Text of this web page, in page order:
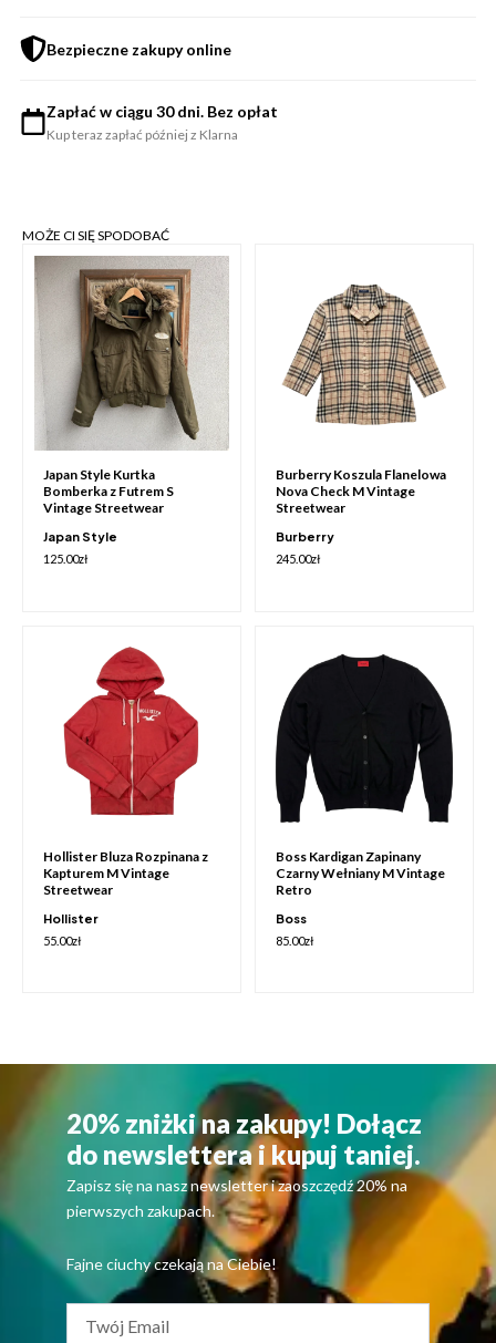
Bezpieczne zakupy online
Zapłać w ciągu 30 dni. Bez opłat
Kup teraz zapłać później z Klarna
MOŻE CI SIĘ SPODOBAĆ
Japan Style Kurtka
Bomberka z Futrem S
Vintage Streetwear
Japan Style
125.00zł
Burberry Koszula Flanelowa
Nova Check M Vintage
Streetwear
Burberry
245.00zł
Hollister Bluza Rozpinana z
Kapturem M Vintage
Streetwear
Hollister
55.00zł
Boss Kardigan Zapinany
Czarny Wełniany M Vintage
Retro
Boss
85.00zł
20% zniżki na zakupy! Dołącz
do newslettera i kupuj taniej.
Zapisz się na nasz newsletter i zaoszczędź 20% na
pierwszych zakupach.
Fajne ciuchy czekają na Ciebie!